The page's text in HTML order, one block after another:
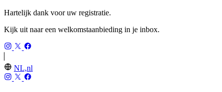
Hartelijk dank voor uw registratie.
Kijk uit naar een welkomstaanbieding in je inbox.
NL,nl